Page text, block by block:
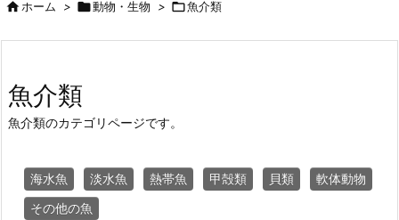
ホーム > 動物・生物 > 魚介類
魚介類
魚介類のカテゴリページです。
海水魚 淡水魚 熱帯魚 甲殻類 貝類
軟体動物
その他の魚